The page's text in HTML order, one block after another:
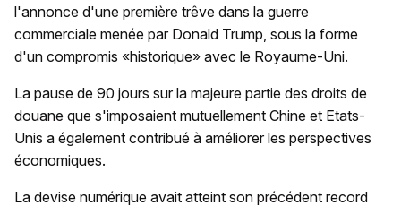
l'annonce d'une première trêve dans la guerre
commerciale menée par Donald Trump, sous la forme
d'un compromis «historique» avec le Royaume-Uni.
La pause de 90 jours sur la majeure partie des droits de
douane que s'imposaient mutuellement Chine et Etats-
Unis a également contribué à améliorer les perspectives
économiques.
La devise numérique avait atteint son précédent record